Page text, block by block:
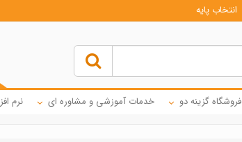
انتخاب پایه
فروشگاه گزینه دو خدمات آموزشی و مشاوره ای نرم